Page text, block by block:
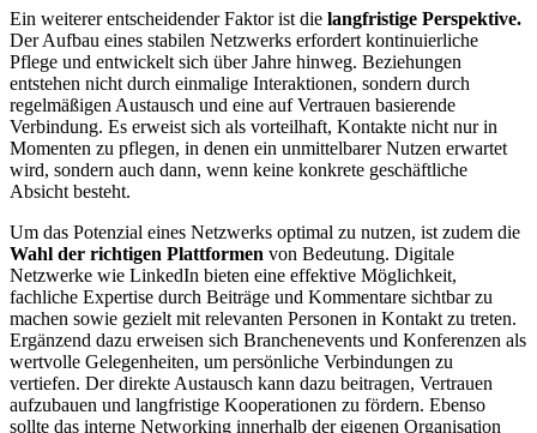
Ein weiterer entscheidender Faktor ist die langfristige Perspektive.
Der Aufbau eines stabilen Netzwerks erfordert kontinuierliche
Pflege und entwickelt sich über Jahre hinweg. Beziehungen
entstehen nicht durch einmalige Interaktionen, sondern durch
regelmäßigen Austausch und eine auf Vertrauen basierende
Verbindung. Es erweist sich als vorteilhaft, Kontakte nicht nur in
Momenten zu pflegen, in denen ein unmittelbarer Nutzen erwartet
wird, sondern auch dann, wenn keine konkrete geschäftliche
Absicht besteht.
Um das Potenzial eines Netzwerks optimal zu nutzen, ist zudem die
Wahl der richtigen Plattformen von Bedeutung. Digitale
Netzwerke wie LinkedIn bieten eine effektive Möglichkeit,
fachliche Expertise durch Beiträge und Kommentare sichtbar zu
machen sowie gezielt mit relevanten Personen in Kontakt zu treten.
Ergänzend dazu erweisen sich Branchenevents und Konferenzen als
wertvolle Gelegenheiten, um persönliche Verbindungen zu
vertiefen. Der direkte Austausch kann dazu beitragen, Vertrauen
aufzubauen und langfristige Kooperationen zu fördern. Ebenso
sollte das interne Networking innerhalb der eigenen Organisation